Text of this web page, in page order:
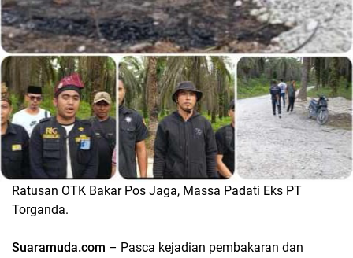
Ratusan OTK Bakar Pos Jaga, Massa Padati Eks PT
Torganda.
Suaramuda.com – Pasca kejadian ‎pembakaran dan